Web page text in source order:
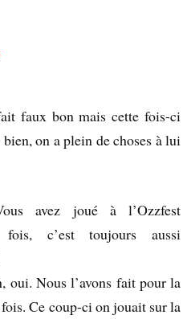
faux bon mais cette fois-ci
on a plein de choses à lui
avez joué à l’Ozzfest
fois, c’est toujours aussi
oui. Nous l’avons fait pour la
Ce coup-ci on jouait sur la